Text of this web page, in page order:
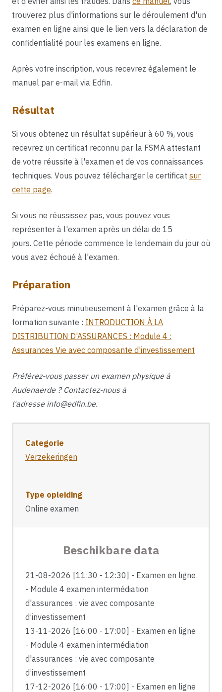
trouverez plus d'informations sur le déroulement d'un
examen en ligne ainsi que le lien vers la déclaration de
confidentialité pour les examens en ligne.
Après votre inscription, vous recevrez également le
manuel par e-mail via Edfin.
Résultat
Si vous obtenez un résultat supérieur à 60 %, vous
recevrez un certificat reconnu par la FSMA attestant
de votre réussite à l'examen et de vos connaissances
techniques. Vous pouvez télécharger le certificat sur
cette page.
Si vous ne réussissez pas, vous pouvez vous
représenter à l'examen après un délai de 15
jours. Cette période commence le lendemain du jour où
vous avez échoué à l'examen.
Préparation
Préparez-vous minutieusement à l'examen grâce à la
formation suivante : INTRODUCTION À LA
DISTRIBUTION D'ASSURANCES : Module 4 :
Assurances Vie avec composante d'investissement
Préférez-vous passer un examen physique à
Audenaerde ? Contactez-nous à
l'adresse info@edfin.be.
Categorie
Verzekeringen
Type opleiding
Online examen
Beschikbare data
21-08-2026 [11:30 - 12:30] - Examen en ligne
- Module 4 examen intermédiation
d'assurances : vie avec composante
d’investissement
13-11-2026 [16:00 - 17:00] - Examen en ligne
- Module 4 examen intermédiation
d'assurances : vie avec composante
d’investissement
17-12-2026 [16:00 - 17:00] - Examen en ligne